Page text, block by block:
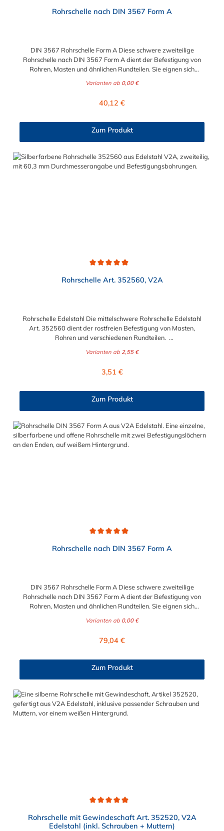
Rohrschelle nach DIN 3567 Form A
DIN 3567 Rohrschelle Form A Diese schwere zweiteilige
Rohrschelle nach DIN 3567 Form A dient der Befestigung von
Rohren, Masten und ähnlichen Rundteilen. Sie eignen sich
Schweißkonstruktionen. Lieferumfang: Rohrschelle nach DIN
Abmessungen auf Anfrage möglich!
Varianten ab 0,00 €
Regulärer Preis:
40,12 €
Zum Produkt
Rohrschelle Art. 352560, V2A
Rohrschelle Edelstahl Die mittelschwere Rohrschelle Edelstahl
Art. 352560 dient der rostfreien Befestigung von Masten,
Rohren und verschiedenen Rundteilen.
Schrauben und Muttern (auf Anfrage möglich)
Varianten ab 2,55 €
Regulärer Preis:
3,51 €
Zum Produkt
Rohrschelle nach DIN 3567 Form A
DIN 3567 Rohrschelle Form A Diese schwere zweiteilige
Rohrschelle nach DIN 3567 Form A dient der Befestigung von
Rohren, Masten und ähnlichen Rundteilen. Sie eignen sich
Schweißkonstruktionen. Lieferumfang: Rohrschelle nach DIN
Abmessungen auf Anfrage möglich!
Varianten ab 0,00 €
Regulärer Preis:
79,04 €
Zum Produkt
Rohrschelle mit Gewindeschaft Art. 352520, V2A
Edelstahl (inkl. Schrauben + Muttern)